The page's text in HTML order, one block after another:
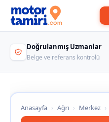
Doğrulanmış Uzmanlar
Belge ve referans kontrolü
Anasayfa › Ağrı › Merkez ›